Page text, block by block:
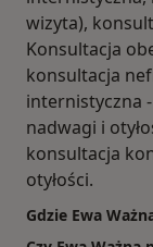
wizyta),
Konsultacja
konsultacja
internistyczna
nadwagi i
konsultacja
otyłości.
Gdzie Ewa